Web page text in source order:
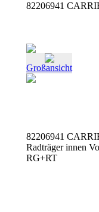
82206941
Großansicht
82206941
Radträger innen
RG+RT